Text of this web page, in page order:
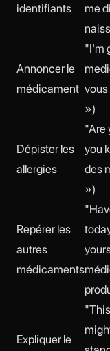
identifiants
me
Annoncer le
médicament
"I'm
»)
Dépister les
allergies
"Are
you
des
»)
Repérer les
autres
médicaments
Expliquer le